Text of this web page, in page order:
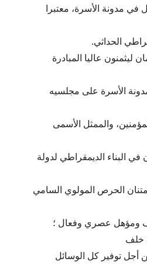
في مدونة الأسرة، معتبرا
الحداثي.
ليثمنون عاليا المبادرة
الأسرة على مجلسيه
والممثل الأسمى
في البناء الديمقراطي لدولة
الحرص المولوي السامي
عصري وفعال ؛
خلف
أجل توفير كل الوسائل